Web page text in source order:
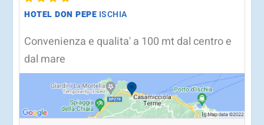
HOTEL DON PEPE ISCHIA
Convenienza e qualita' a 100 mt dal centro e
dal mare